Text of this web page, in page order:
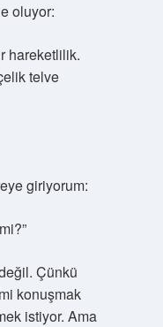
oluyor:
hareketlilik.
telve
giriyorum:
Çünkü
konuşmak
istiyor. Ama